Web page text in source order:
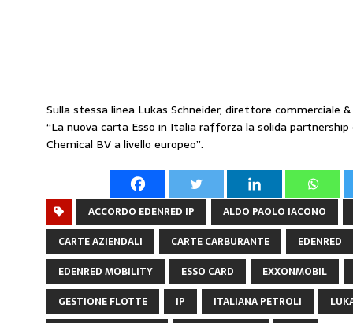
Sulla stessa linea Lukas Schneider, direttore commerciale
“La nuova carta Esso in Italia rafforza la solida
Chemical BV a livello europeo”.
ACCORDO EDENRED IP
ALDO PAOLO IACONO
CARTE AZIENDALI
CARTE CARBURANTE
EDENRED
EDENRED MOBILITY
ESSO CARD
EXXONMOBIL
GESTIONE FLOTTE
IP ITALIANA PETROLI